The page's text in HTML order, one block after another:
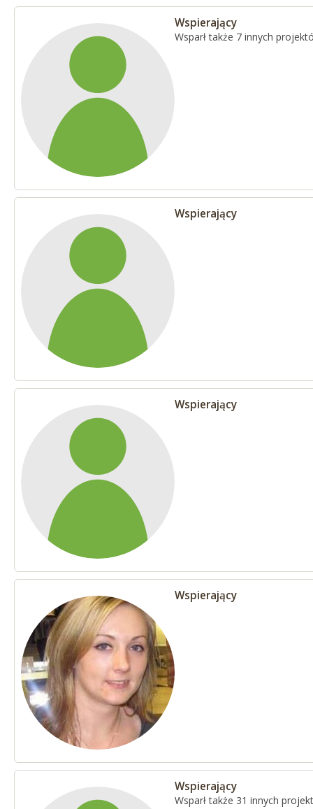
Wspierający
Wsparł także 7 innych
Wspierający
Wspierający
Wspierający
Wspierający
Wsparł także 31 innych